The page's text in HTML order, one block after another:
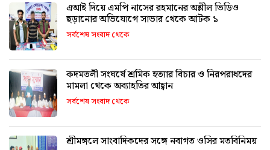
এআই দিয়ে এমপি নাসের রহমানের অশ্লীল ভিডিও
ছড়ানোর অভিযোগে সাভার থেকে আটক ১
সর্বশেষ সংবাদ থেকে
কদমতলী সংঘর্ষে শ্রমিক হত্যার বিচার ও নিরপরাধদের
মামলা থেকে অব্যাহতির আহ্বান
সর্বশেষ সংবাদ থেকে
শ্রীমঙ্গলে সাংবাদিকদের সঙ্গে নবাগত ওসির মতবিনিময়